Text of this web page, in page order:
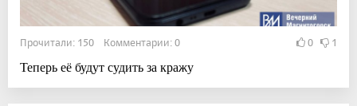
Прочитали: 150 Комментарии: 0 0 1
Теперь её будут судить за кражу